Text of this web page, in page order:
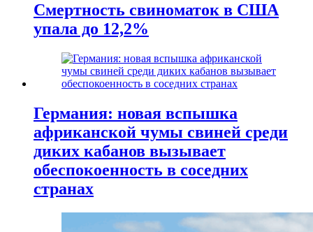
Смертность свиноматок в США
упала до 12,2%
Германия: новая вспышка
африканской чумы свиней среди
диких кабанов вызывает
обеспокоенность в соседних
странах